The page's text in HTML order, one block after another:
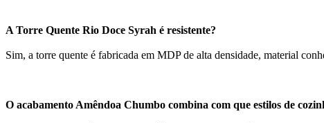
A Torre Quente Rio Doce Syrah é resistente?
Sim, a torre quente é fabricada em MDP de alta densidade, material
O acabamento Amêndoa Chumbo combina com que estilos de